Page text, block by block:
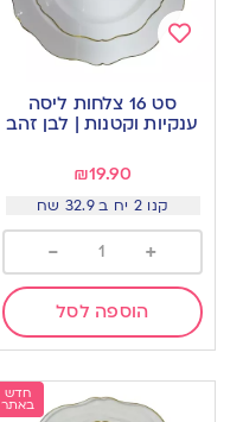
wishlist
סט 16 צלחות ליסה
ענקיות וקטנות | לבן זהב
₪19.90
קנו 2 יח ב 32.9 שח
+
-
הוספה לסל
חדש
באתר